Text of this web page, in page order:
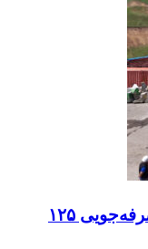
جهش در بومی‌سازی صنعت مس؛ صرفه‌جویی ۱۲۵